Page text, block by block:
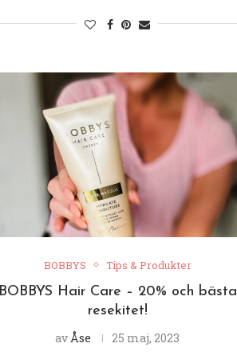
BOBBYS Tips & Produkter
BOBBYS Hair Care – 20% och bästa
resekitet!
av Åse 25 maj, 2023